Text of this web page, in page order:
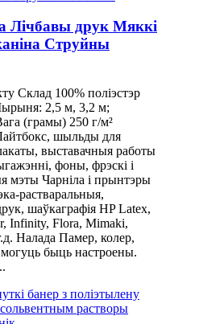
Лічбавы друк Мяккі
Струйны
Склад 100% поліэстэр
2,5 м, 3,2 м;
(грамы) 250 г/м²
шыльды для
выставачныя работы
фоны, фрэскі і
мэты Чарніла і прынтэры
растваральныя,
шаўкаграфія HP Latex,
Infinity, Flora, Mimaki,
Налада Памер, колер,
быць настроены.